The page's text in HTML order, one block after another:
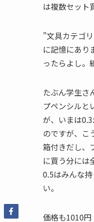
は複数セット
”文具カテゴ
に記憶にあり
ったらよし。
たぶん学生さ
プペンシルと
が、いまは
のですが、こ
箱付きだし、
に買う分には
0.5はみんな
い。
価格も1010